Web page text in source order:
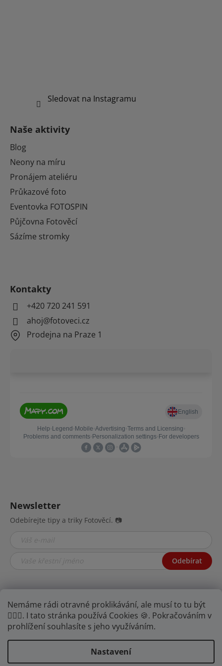
Nemáme rádi otravné proklikávání, ale musí to tu být
🤦🏾‍♂️. I tato stránka používá Cookies 🍪. Pokračováním v
prohlížení souhlasíte s jeho využíváním.
Nastavení
Sledovat na Instagramu
Naše aktivity
Blog
Neony na míru
Pronájem ateliéru
Průkazové foto
Eventovka FOTOSPIN
Půjčovna Fotověcí
Sázíme stromky
Kontakty
+420 720 241 591
ahoj@fotoveci.cz
Prodejna na Praze 1
Newsletter
Odebírejte tipy a triky Fotověcí. 📷
Odebírat
Najdete nás na YouTube, Facebooku i Instagramu.